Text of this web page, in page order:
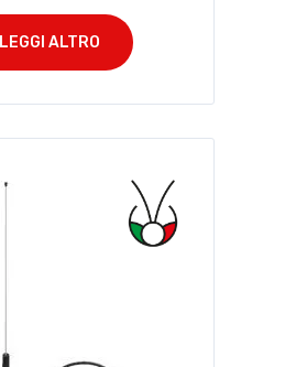
LEGGI ALTRO